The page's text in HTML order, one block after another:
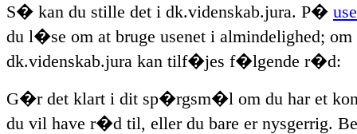
S� kan du stille det i dk.videnskab.jura. P�
du l�se om at bruge usenet i almindelighed; om
dk.videnskab.jura kan tilf�jes f�lgende r�d:
G�r det klart i dit sp�rgsm�l om du har et
du vil have r�d til, eller du bare er nysgerrig.